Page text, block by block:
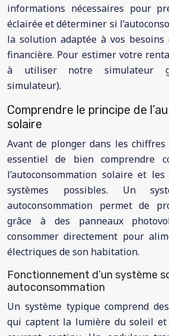
informations nécessaires pour
éclairée et déterminer si
la solution adaptée à vos
financière. Pour estimer votre
à utiliser notre simulateur
simulateur).
Comprendre le principe de
solaire
Avant de plonger dans les
essentiel de bien comprendre
l’autoconsommation solaire et
systèmes possibles. Un
autoconsommation permet de
grâce à des panneaux
consommer directement pour
électriques de son habitation.
Fonctionnement d’un système
autoconsommation
Un système typique comprend
qui captent la lumière du soleil